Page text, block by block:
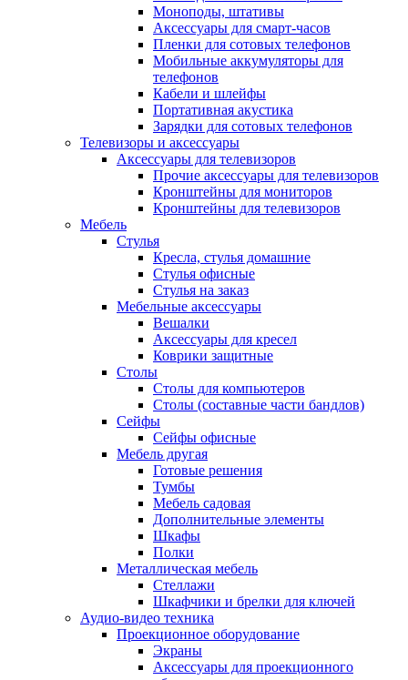
Моноподы, штативы
Аксессуары для смарт-часов
Пленки для сотовых телефонов
Мобильные аккумуляторы для
телефонов
Кабели и шлейфы
Портативная акустика
Зарядки для сотовых телефонов
Телевизоры и аксессуары
Аксессуары для телевизоров
Прочие аксессуары для телевизоров
Кронштейны для мониторов
Кронштейны для телевизоров
Мебель
Стулья
Кресла, стулья домашние
Стулья офисные
Стулья на заказ
Мебельные аксессуары
Вешалки
Аксессуары для кресел
Коврики защитные
Столы
Столы для компьютеров
Столы (составные части бандлов)
Сейфы
Сейфы офисные
Мебель другая
Готовые решения
Тумбы
Мебель садовая
Дополнительные элементы
Шкафы
Полки
Металлическая мебель
Стеллажи
Шкафчики и брелки для ключей
Аудио-видео техника
Проекционное оборудование
Экраны
Аксессуары для проекционного